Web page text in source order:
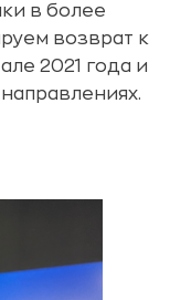
в более
возврат к
2021 года и